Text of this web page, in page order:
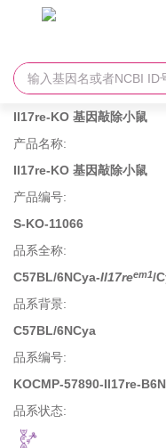
Il17re-KO 基因敲除小鼠
产品名称:
Il17re-KO 基因敲除小鼠
产品编号:
S-KO-11066
品系全称:
C57BL/6NCya-Il17reem1/
品系背景:
C57BL/6NCya
品系编号:
KOCMP-57890-Il17re-
品系状态: